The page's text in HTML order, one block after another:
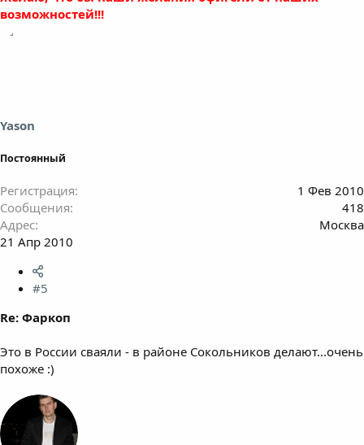
возможностей!!!
Yason
Постоянный
Регистрация
1 Фев 2010
Сообщения
418
Адрес
Москва
21 Апр 2010
#5
Re: Фаркоп
Это в России сваяли - в районе Сокольников делают...очень
похоже :)